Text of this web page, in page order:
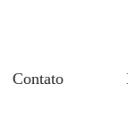
Contato